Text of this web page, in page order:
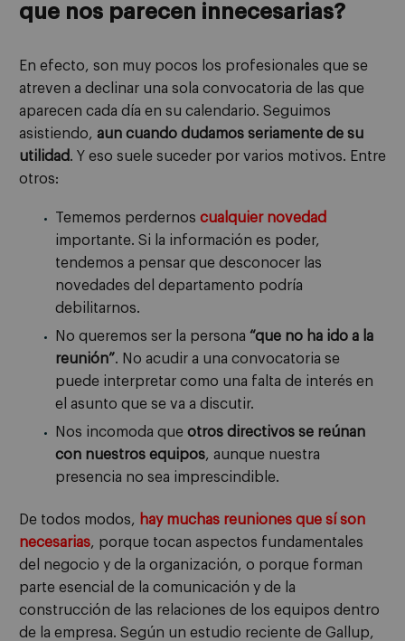
que nos parecen innecesarias?
En efecto, son muy pocos los profesionales que se
atreven a declinar una sola convocatoria de las que
aparecen cada día en su calendario. Seguimos
asistiendo, aun cuando dudamos seriamente de su
utilidad. Y eso suele suceder por varios motivos. Entre
otros:
Tememos perdernos cualquier novedad
importante. Si la información es poder,
tendemos a pensar que desconocer las
novedades del departamento podría
debilitarnos.
No queremos ser la persona “que no ha ido a la
reunión”. No acudir a una convocatoria se
puede interpretar como una falta de interés en
el asunto que se va a discutir.
Nos incomoda que otros directivos se reúnan
con nuestros equipos, aunque nuestra
presencia no sea imprescindible.
De todos modos, hay muchas reuniones que sí son
necesarias, porque tocan aspectos fundamentales
del negocio y de la organización, o porque forman
parte esencial de la comunicación y de la
construcción de las relaciones de los equipos dentro
de la empresa. Según un estudio reciente de Gallup,